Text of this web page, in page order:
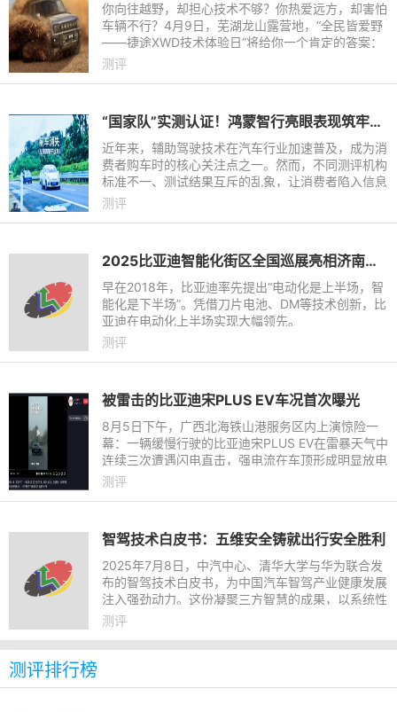
你向往越野，却担心技术不够？你热爱远方，却害怕
车辆不行？4月9日，芜湖龙山露营地，“全民皆爱野
——捷途XWD技术体验日”将给你一个肯定的答案：
越野不用学，一键也能野。本次活动，捷途汽车将向
测评
“国家队”实测认证！鸿蒙智行亮眼表现筑牢辅助驾驶安全防线
近年来，辅助驾驶技术在汽车行业加速普及，成为消
费者购车时的核心关注点之一。然而，不同测评机构
标准不一、测试结果互斥的乱象，让消费者陷入信息
迷雾，难以判断究竟哪种辅助驾驶系统真正安全可
测评
2025比亚迪智能化街区全国巡展亮相济南｜让好技术人人可享
早在2018年，比亚迪率先提出“电动化是上半场，智
能化是下半场”。凭借刀片电池、DM等技术创新，比
亚迪在电动化上半场实现大幅领先。
测评
被雷击的比亚迪宋PLUS EV车况首次曝光
8月5日下午，广西北海铁山港服务区内上演惊险一
幕：一辆缓慢行驶的比亚迪宋PLUS EV在雷暴天气中
连续三次遭遇闪电直击，强电流在车顶形成明显放电
现象，据了解车内女性驾驶员全程未受伤害，并已按
测评
智驾技术白皮书：五维安全铸就出行安全胜利
2025年7月8日，中汽中心、清华大学与华为联合发
布的智驾技术白皮书，为中国汽车智驾产业健康发展
注入强劲动力。这份凝聚三方智慧的成果，以系统性
的“五维安全”理念，为中国智能驾驶产业构筑起一张
测评
测评排行榜